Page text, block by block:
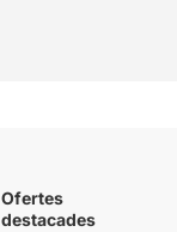
Ofertes
destacades